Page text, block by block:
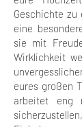
Geschichte zu
eine
sie mit
Wirklichkeit
eures großen
arbeitet eng